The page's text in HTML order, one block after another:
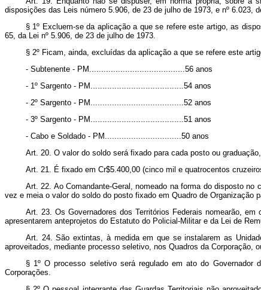
disposições das Leis número 5.906, de 23 de julho de 1973, e nº 6.023,
§ 1º Excluem-se da aplicação a que se refere este artigo, as
65, da Lei nº 5.906, de 23 de julho de 1973.
§ 2º Ficam, ainda, excluídas da aplicação a que se refere este
- Subtenente - PM........................................56 anos
- 1º Sargento - PM.......................................54 anos
- 2º Sargento - PM.......................................52 anos
- 3º Sargento - PM.......................................51 anos
- Cabo e Soldado - PM................................50 anos
Art. 20. O valor do soldo será fixado para cada posto ou
Art. 21. É fixado em Cr$5.400,00 (cinco mil e quatrocentos
Art. 22. Ao Comandante-Geral, nomeado na forma do disposto
vez e meia o valordo soldo do posto fixado em Quadro de Organização
Art. 23. Os Governadores dos Territórios Federais nomearão,
apresentarem anteprojetos do Estatuto do Policial-Militar e da Lei de
Art. 24. São extintas, à medida em que se instalarem as
aproveitados, mediante processo seletivo, nos Quadros da Corporação,
§ 1º O processo seletivo será regulado em ato do
Corporações.